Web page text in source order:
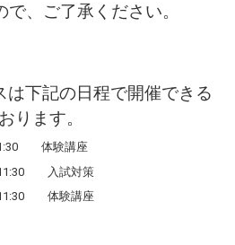
、ご了承ください。
は下記の日程で開催できる
ります。
体験講座
11:30 入試対策
11:30 体験講座